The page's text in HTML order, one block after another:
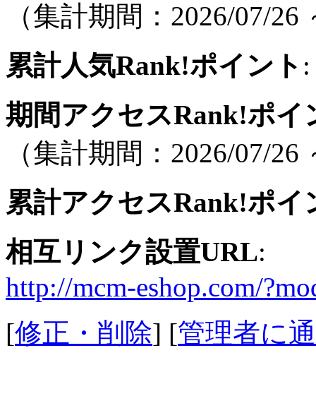
（集計期間：2026/07/26
累計人気Rank!ポイント
期間アクセスRank!ポイ
（集計期間：2026/07/26
累計アクセスRank!ポイ
相互リンク設置URL:
http://mcm-eshop.com/
[修正・削除] [管理者に